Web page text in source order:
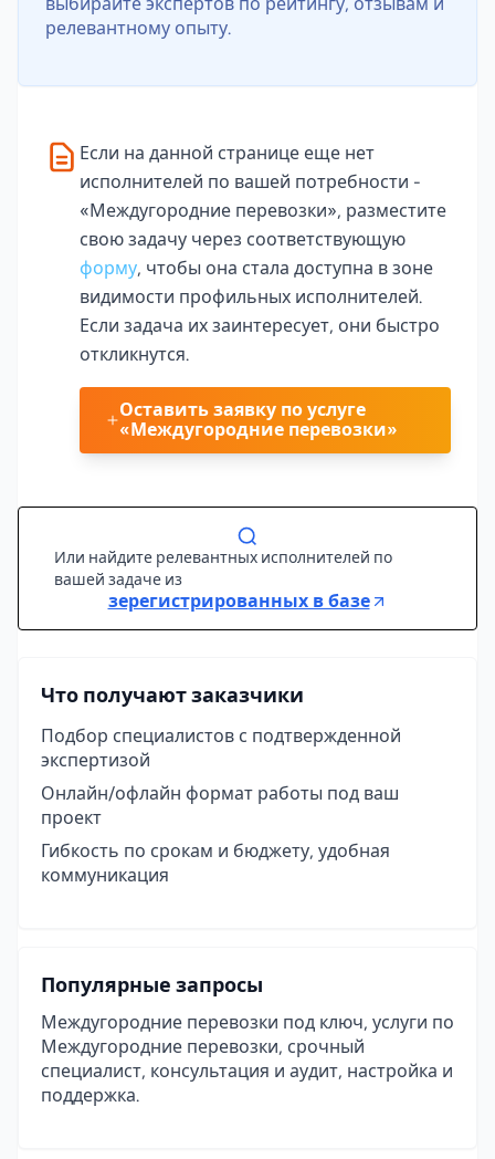
релевантному опыту.
Если на данной странице еще нет
исполнителей по вашей потребности -
«Междугородние перевозки», разместите
свою задачу через соответствующую
форму, чтобы она стала доступна в зоне
видимости профильных исполнителей.
Если задача их заинтересует, они быстро
откликнутся.
Оставить заявку по услуге
«Междугородние перевозки»
Или найдите релевантных исполнителей по
вашей задаче из
зерегистрированных в базе
Что получают заказчики
Подбор специалистов с подтвержденной
экспертизой
Онлайн/офлайн формат работы под ваш
проект
Гибкость по срокам и бюджету, удобная
коммуникация
Популярные запросы
Междугородние перевозки под ключ, услуги по
Междугородние перевозки, срочный
специалист, консультация и аудит, настройка и
поддержка.